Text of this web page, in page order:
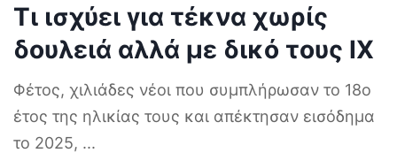
Τι ισχύει για τέκνα χωρίς
δουλειά αλλά με δικό τους ΙΧ
Φέτος, χιλιάδες νέοι που συμπλήρωσαν το 18ο
έτος της ηλικίας τους και απέκτησαν εισόδημα
το 2025, ...